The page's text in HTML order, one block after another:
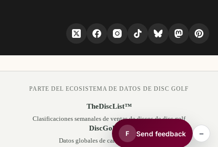
F Send feedback –
PARTE DEL ECOSISTEMA DE DATOS DE DISC GOLF
TheDiscList™
Clasificaciones semanales de ventas de discos de disc golf
DiscGolfAPI
Datos globales de campos de disc golf